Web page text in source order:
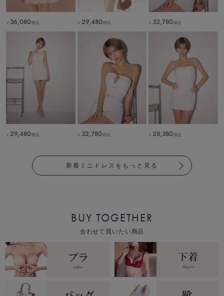
￥ 36,080税込 ￥ 29,480税込 ￥ 32,780税込
￥ 29,480税込 ￥ 32,780税込 ￥ 28,380税込
新着ミニドレスをもっと見る
BUY TOGETHER
合わせて買いたい商品